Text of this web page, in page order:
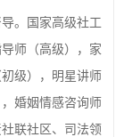
。国家高级社工
师（高级），家
级），明星讲师
婚姻情感咨询师
社联社区、司法领